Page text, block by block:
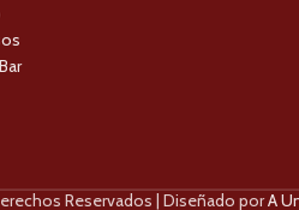
Reservados | Diseñado porA